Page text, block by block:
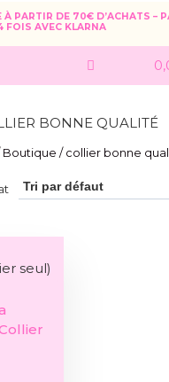
PARTIR DE 70€ D’ACHATS –
FOIS AVEC KLARNA
BONNE QUALITÉ
Boutique / collier bonne